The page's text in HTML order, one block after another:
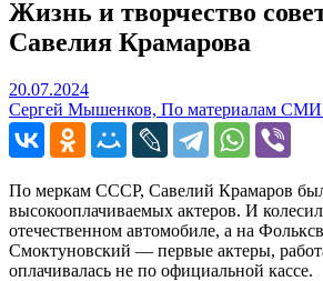
Жизнь и творчество
Савелия Крамарова
20.07.202420.07.2024
Сергей Мышенков, По материалам
По меркам СССР, Савелий Крамаров
высокооплачиваемых актеров. И
отечественном автомобиле, а на
Смоктуновский — первые актеры,
оплачивалась не по официальной кассе.